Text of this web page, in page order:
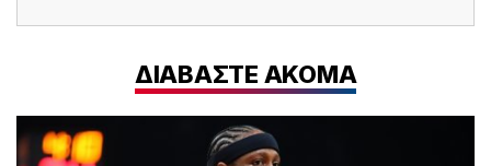
ΔΙΑΒΑΣΤΕ ΑΚΟΜΑ